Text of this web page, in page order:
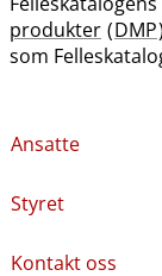
produkter (DMP
som
Ansatte
Styret
Kontakt oss